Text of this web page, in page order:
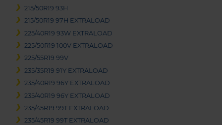
215/50R19 93H
215/50R19 97H EXTRALOAD
225/40R19 93W EXTRALOAD
225/50R19 100V EXTRALOAD
225/55R19 99V
235/35R19 91Y EXTRALOAD
235/40R19 96Y EXTRALOAD
235/40R19 96Y EXTRALOAD
235/45R19 99T EXTRALOAD
235/45R19 99T EXTRALOAD